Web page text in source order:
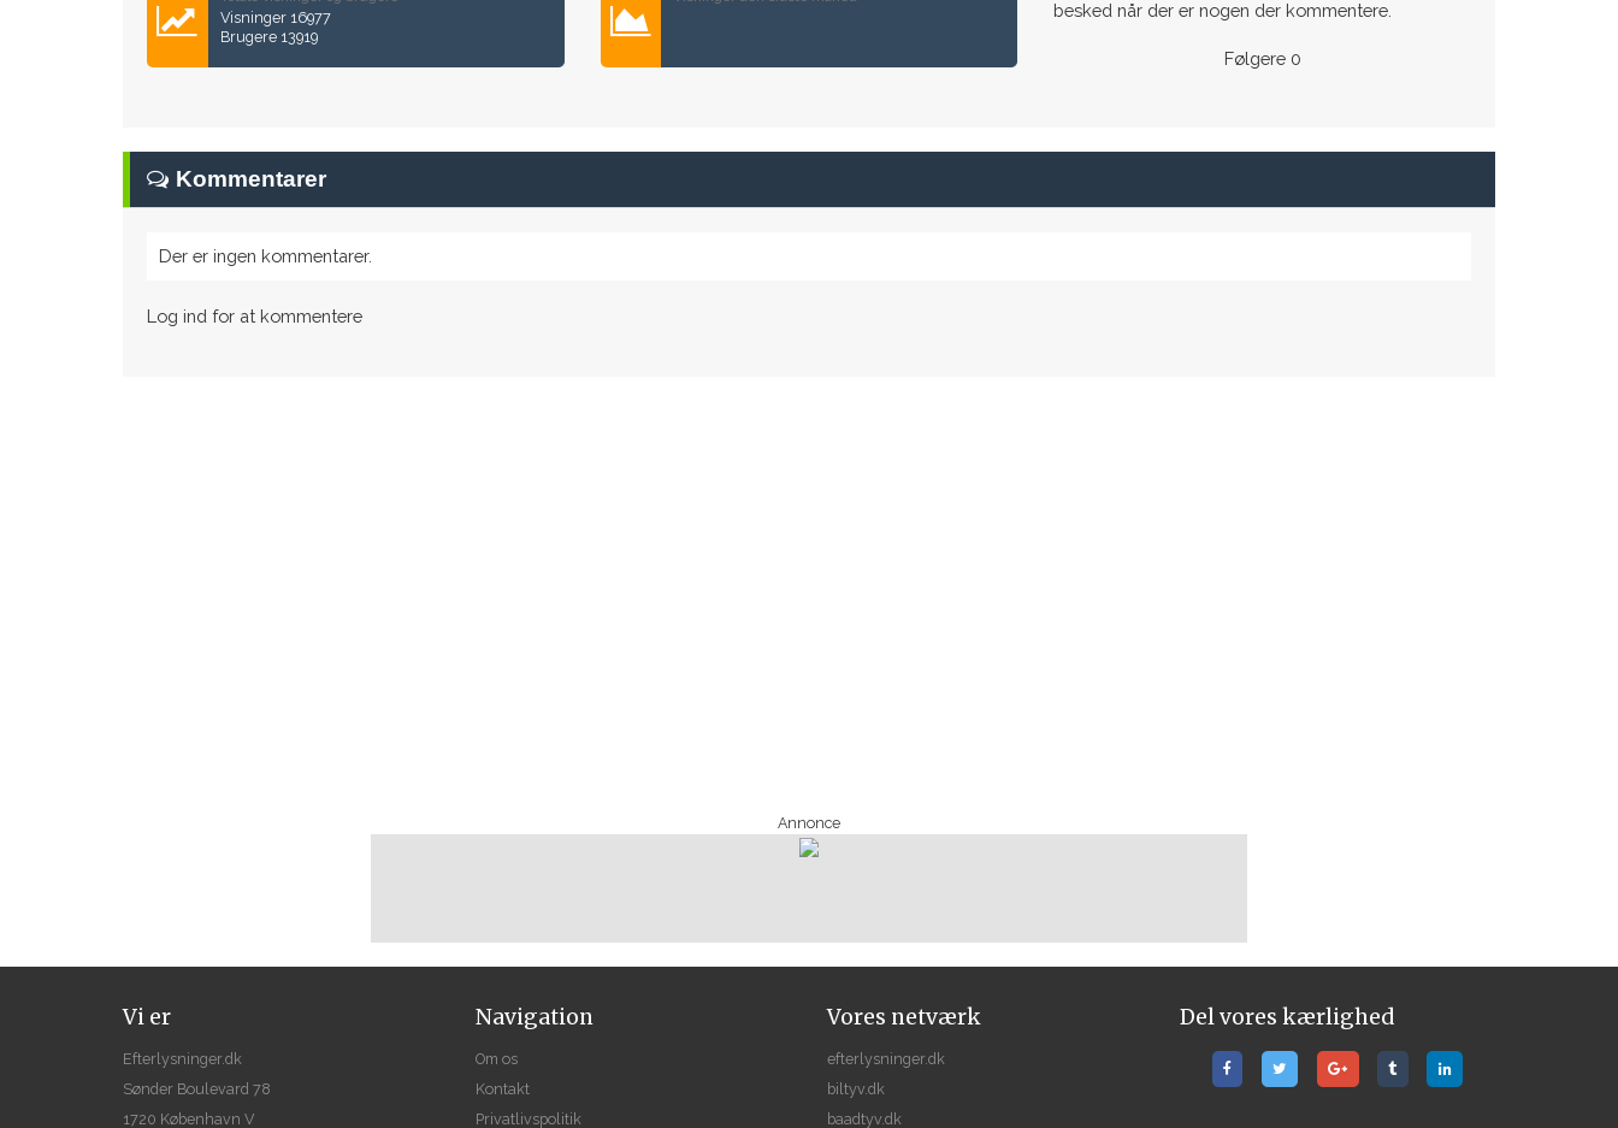
Visninger 16977
Brugere 13919
besked når der er nogen der kommentere.
Følgere 0
Kommentarer
Der er ingen kommentarer.
Log ind for at kommentere
Annonce
Vi er
Efterlysninger.dk
Sønder Boulevard 78
1720 København V
Navigation
Om os
Kontakt
Privatlivspolitik
Vores netværk
efterlysninger.dk
biltyv.dk
baadtyv.dk
Del vores kærlighed